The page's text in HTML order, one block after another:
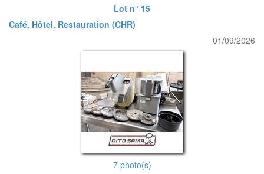
Lot n° 15
Café, Hôtel, Restauration (CHR)
01/09/2026
7 photo(s)